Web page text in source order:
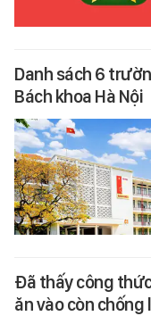
Danh sách 6
Bách khoa Hà Nội
Đã thấy công
ăn vào còn chống